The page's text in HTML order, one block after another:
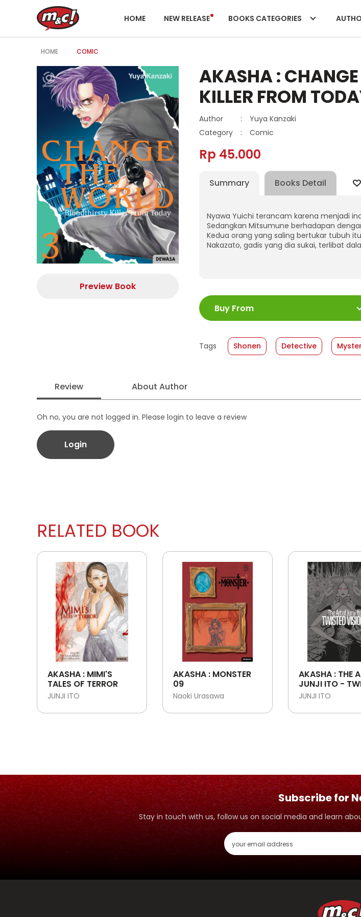
HOME NEW RELEASE BOOKS CATEGORIES
HOME COMIC
Preview Book
AKASHA :
KILLER FROM
Author :
Yuya Kanzaki
Category
: Comic
Rp 45.000
Summary Books Detail
Nyawa Yuichi terancam karena menjadi
Sedangkan Mitsumune berhadapan
Kedua orang yang saling bertukar tubuh
Nakazato, gadis yang dia sukai, terlibat
ISBN :
978-623-03-1484-1
Jumlah Halaman
Size
:
13 cm x 18 cm
Published Date
:
18 September 2024
Format
Softcover
Buy From
Tags Shonen Detective
Review About Author
Oh no, you are not logged in. Please login to leave a review
Login
RELATED BOOK
AKASHA : MIMI'S
TALES OF TERROR
JUNJI ITO
AKASHA : MONSTER
09
Naoki Urasawa
AKASHA : THE
JUNJI ITO -
VISIONS
JUNJI ITO
Subscribe for
Stay in touch with us, follow us on social media and learn